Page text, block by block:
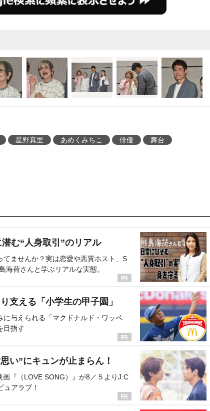
や夫婦の“あるある”を織り
の息子・達彦役に佐藤隆
星野真里、晴恵の友人役に
星野真里 あめくみちこ 俳優 舞台
む“人身取引”のリアル
てませんか？実は恋愛や悪質ホスト、S
海荷さんと学ぶリアルな実態。
支える「小学生の甲子園」
与えられる「マクドナルド・ワッペ
目指す
い”にキュンが止まらん！
『（LOVE SONG）』が8／５よりJ:C
アラブ！